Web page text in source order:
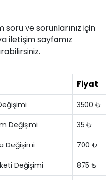
soru ve sorunlarınız için
iletişim sayfamız
Fiyat
3500 ₺
Değişimi 35 ₺
Değişimi 700 ₺
Değişimi 875 ₺